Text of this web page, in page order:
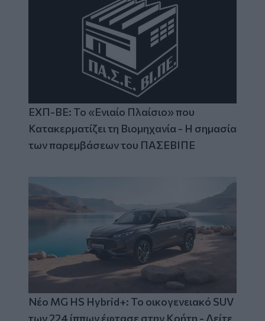
ΕΧΠ-ΒΕ: Το «Ενιαίο Πλαίσιο» που
Κατακερματίζει τη Βιομηχανία - Η σημασία
των παρεμβάσεων του ΠΑΣΕΒΙΠΕ
Νέο MG HS Hybrid+: Το οικογενειακό SUV
των 224 ίππων έφτασε στην Κρήτη - Δείτε